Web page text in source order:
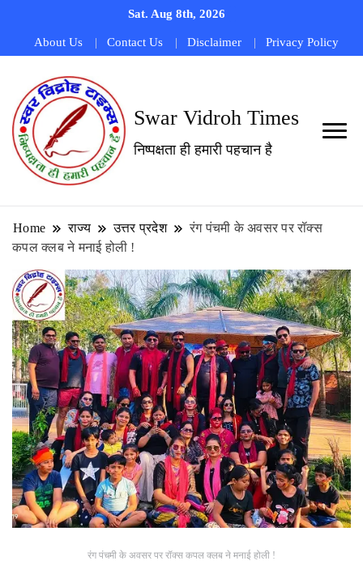
Sat. Aug 8th, 2026
About Us Contact Us Disclaimer Privacy Policy
Swar Vidroh Times
निष्पक्षता ही हमारी पहचान है
Home राज्य उत्तर प्रदेश
रंग पंचमी के अवसर पर रॉक्स
कपल क्लब ने मनाई होली !
रंग पंचमी के अवसर पर रॉक्स कपल क्लब ने मनाई होली !